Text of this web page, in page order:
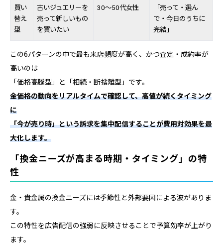
買い
替え
型
古いジュエリーを
売って新しいもの
を買いたい
30〜50代女性
「売って・選ん
で・今日のうちに
完結」
この6パターンの中で最も来店頻度が高く、かつ査定・成約率が
高いのは
「価格高騰型」と「相続・断捨離型」です。
金価格の動向をリアルタイムで確認して、高値が続くタイミング
に
「今が売り時」という訴求を集中配信することが費用対効果を最
大化します。
「換金ニーズが高まる時期・タイミング」の特
性
金・貴金属の換金ニーズには季節性と外部要因による波がありま
す。
この特性を広告配信の強弱に反映させることで予算効率が上がり
ます。